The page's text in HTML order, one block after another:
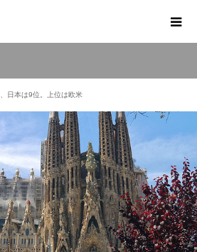
日本は9位。上位は欧米